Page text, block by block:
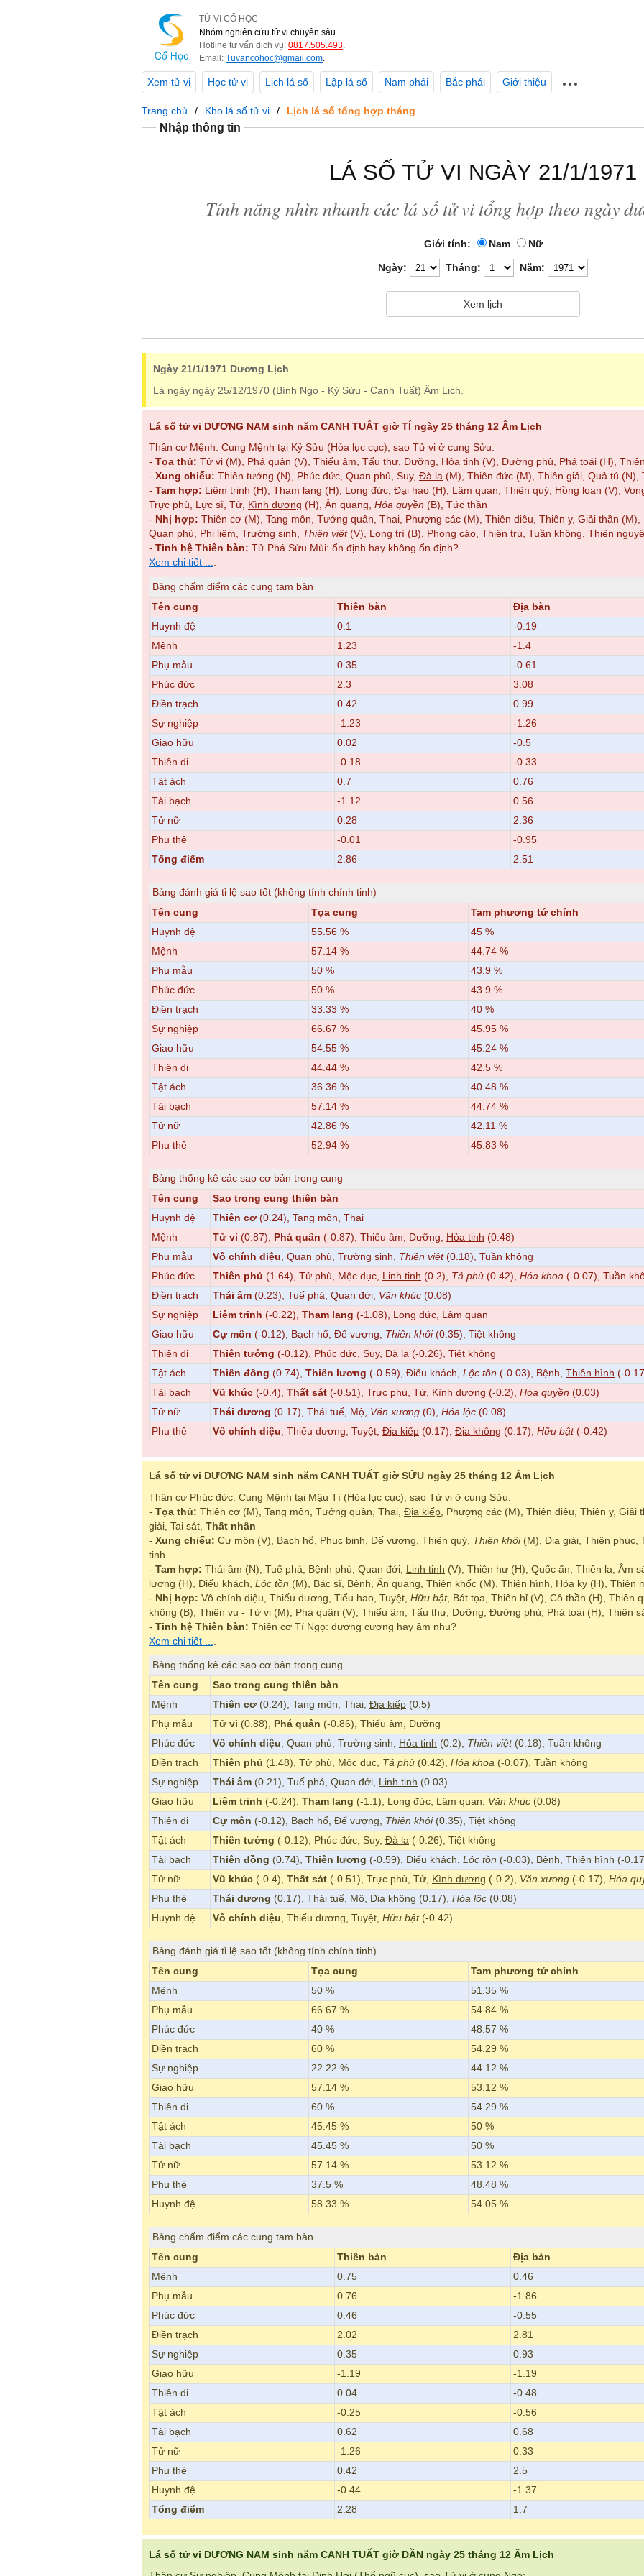
TỬ VI CỔ HỌC
Nhóm nghiên cứu tử vi chuyên sâu.
Hotline tư vấn dịch vụ: 0817.505.493.
Email: Tuvancohoc@gmail.com.
Xem tử vi Học tử vi Lịch lá số Lập lá số Nam phái Bắc phái Giới thiệu
Trang chủ Kho lá số tử vi Lịch lá số tổng hợp tháng
Nhập thông tin
LÁ SỐ TỬ VI NGÀY 21/1/1971
Tính năng nhìn nhanh các lá số tử vi tổng hợp theo ngày
Giới tính: Nam Nữ
Ngày: Tháng: Năm:
Ngày 21/1/1971 Dương Lịch
Là ngày ngày 25/12/1970 (Bính Ngọ - Kỷ Sửu - Canh Tuất) Âm Lịch.
Lá số tử vi DƯƠNG NAM sinh năm CANH TUẤT giờ TÍ ngày 25 tháng 12 Âm Lịch
Thân cư Mệnh. Cung Mệnh tại Kỷ Sửu (Hỏa lục cục), sao Tử vi ở cung Sửu:
- Tọa thủ: Tử vi (M), Phá quân (V), Thiếu âm, Tấu thư, Dưỡng, Hỏa tinh (V), Đường phù, Phá toái (H),
- Xung chiếu: Thiên tướng (N), Phúc đức, Quan phủ, Suy, Đà la (M), Thiên đức (M), Thiên giải, Quả tú (N),
- Tam hợp: Liêm trinh (H), Tham lang (H), Long đức, Đại hao (H), Lâm quan, Thiên quý, Hồng loan (V),
Trực phù, Lực sĩ, Tử, Kình dương (H), Ân quang, Hóa quyền (B), Tức thần
- Nhị hợp: Thiên cơ (M), Tang môn, Tướng quân, Thai, Phượng các (M), Thiên diêu, Thiên y, Giải thần (M),
Quan phù, Phi liêm, Trường sinh, Thiên việt(V), Long trì (B), Phong cáo, Thiên trù, Tuần không, Thiên
- Tinh hệ Thiên bàn: Tử Phá Sửu Mùi: ổn định hay không ổn định?
Xem chi tiết ....
Bảng chấm điểm các cung tam bàn
Tên cung
Thiên bàn
Địa bàn
Huynh đệ
0.1
-0.19
Mệnh
1.23
-1.4
Phụ mẫu
0.35
-0.61
Phúc đức
2.3
3.08
Điền trạch
0.42
0.99
Sự nghiệp
-1.23
-1.26
Giao hữu
0.02
-0.5
Thiên di
-0.18
-0.33
Tật ách
0.7
0.76
Tài bạch
-1.12
0.56
Tử nữ
0.28
2.36
Phu thê
-0.01
-0.95
Tổng điểm
2.86 2.51
Bảng đánh giá tỉ lệ sao tốt (không tính chính tinh)
Tên cung
Tọa cung
Tam phương tứ chính
Huynh đệ
55.56 %
45 %
Mệnh
57.14 %
44.74 %
Phụ mẫu
50 %
43.9 %
Phúc đức
50 %
43.9 %
Điền trạch
33.33 %
40 %
Sự nghiệp
66.67 %
45.95 %
Giao hữu
54.55 %
45.24 %
Thiên di
44.44 %
42.5 %
Tật ách
36.36 %
40.48 %
Tài bạch
57.14 %
44.74 %
Tử nữ
42.86 %
42.11 %
Phu thê
52.94 % 45.83 %
Bảng thống kê các sao cơ bản trong cung
Tên cung
Sao trong cung thiên bàn
Huynh đệ
Thiên cơ (0.24), Tang môn, Thai
Mệnh
Tử vi (0.87), Phá quân (-0.87), Thiếu âm, Dưỡng, Hỏa tinh (0.48)
Phụ mẫu
Vô chính diệu , Quan phù, Trường sinh, Thiên việt(0.18), Tuần không
Phúc đức
Thiên phủ (1.64), Tử phù, Mộc dục, Linh tinh (0.2), Tả phù (0.42), Hóa khoa (-0.07), Tuần
Điền trạch
Thái âm (0.23), Tuế phá, Quan đới, Văn khúc (0.08)
Sự nghiệp
Liêm trinh (-0.22), Tham lang (-1.08), Long đức, Lâm quan
Giao hữu
Cự môn (-0.12), Bạch hổ, Đế vượng, Thiên khôi(0.35), Tiệt không
Thiên di
Thiên tướng (-0.12), Phúc đức, Suy, Đà la (-0.26), Tiệt không
Tật ách
Thiên đồng (0.74), Thiên lương (-0.59), Điếu khách, Lộc tồn (-0.03), Bệnh, Thiên hình (-
Tài bạch
Vũ khúc (-0.4), Thất sát (-0.51), Trực phù, Tử, Kình dương (-0.2), Hóa quyền (0.03)
Tử nữ
Thái dương (0.17), Thái tuế, Mộ, Văn xương (0), Hóa lộc (0.08)
Phu thê
Vô chính diệu , Thiếu dương, Tuyệt, Địa kiếp (0.17), Địa không (0.17), Hữu bật(-0.42)
Lá số tử vi DƯƠNG NAM sinh năm CANH TUẤT giờ SỬU ngày 25 tháng 12 Âm Lịch
Thân cư Phúc đức. Cung Mệnh tại Mậu Tí (Hỏa lục cục), sao Tử vi ở cung Sửu:
- Tọa thủ: Thiên cơ (M), Tang môn, Tướng quân, Thai, Địa kiếp , Phượng các (M), Thiên diêu, Thiên y,
giải, Tai sát, Thất nhân
- Xung chiếu: Cự môn (V), Bạch hổ, Phục binh, Đế vượng, Thiên quý, Thiên khôi(M), Địa giải, Thiên phúc,
tinh
- Tam hợp: Thái âm (N), Tuế phá, Bệnh phù, Quan đới, Linh tinh (V), Thiên hư (H), Quốc ấn, Thiên la, Âm
lương (H), Điếu khách, Lộc tồn (M), Bác sĩ, Bệnh, Ân quang, Thiên khốc (M), Thiên hình Hóa kỵ (H), Thiên
- Nhị hợp: Vô chính diệu, Thiếu dương, Tiểu hao, Tuyệt, Hữu bật, Bát tọa, Thiên hỉ (V), Cô thần (H), Thiên
không (B), Thiên vu - Tử vi (M), Phá quân (V), Thiếu âm, Tấu thư, Dưỡng, Đường phù, Phá toái (H), Thiên
- Tinh hệ Thiên bàn: Thiên cơ Tí Ngọ: dương cương hay âm nhu?
Xem chi tiết ...
Bảng thống kê các sao cơ bản trong cung
Tên cung
Sao trong cung thiên bàn
Mệnh
Thiên cơ (0.24), Tang môn, Thai, Địa kiếp (0.5)
Phụ mẫu
Tử vi (0.88), Phá quân (-0.86), Thiếu âm, Dưỡng
Phúc đức
Vô chính diệu, Quan phù, Trường sinh, Hỏa tinh (0.2), Thiên việt(0.18), Tuần không
Điền trạch
Thiên phủ (1.48), Tử phù, Mộc dục, Tả phù (0.42), Hóa khoa (-0.07), Tuần không
Sự nghiệp
Thái âm (0.21), Tuế phá, Quan đới, Linh tinh (0.03)
Giao hữu
Liêm trinh (-0.24), Tham lang (-1.1), Long đức, Lâm quan, Văn khúc (0.08)
Thiên di
Cự môn (-0.12), Bạch hổ, Đế vượng, Thiên khôi(0.35), Tiệt không
Tật ách
Thiên tướng (-0.12), Phúc đức, Suy, Đà la (-0.26), Tiệt không
Tài bạch
Thiên đồng (0.74), Thiên lương (-0.59), Điếu khách, Lộc tồn (-0.03), Bệnh, Thiên hình (-
Tử nữ
Vũ khúc (-0.4), Thất sát (-0.51), Trực phù, Tử, Kình dương (-0.2), Văn xương (-0.17), Hóa
Phu thê
Thái dương (0.17), Thái tuế, Mộ, Địa không (0.17), Hóa lộc (0.08)
Huynh đệ
Vô chính diệu, Thiếu dương, Tuyệt, Hữu bật(-0.42)
Bảng đánh giá tỉ lệ sao tốt (không tính chính tinh)
Tên cung
Tọa cung
Tam phương tứ chính
Mệnh
50 %
51.35 %
Phụ mẫu
66.67 %
54.84 %
Phúc đức
40 %
48.57 %
Điền trạch
60 %
54.29 %
Sự nghiệp
22.22 %
44.12 %
Giao hữu
57.14 %
53.12 %
Thiên di
60 %
54.29 %
Tật ách
45.45 %
50 %
Tài bạch
45.45 %
50 %
Tử nữ
57.14 %
53.12 %
Phu thê
37.5 %
48.48 %
Huynh đệ
58.33 % 54.05 %
Bảng chấm điểm các cung tam bàn
Tên cung
Thiên bàn
Địa bàn
Mệnh
0.75
0.46
Phụ mẫu
0.76
-1.86
Phúc đức
0.46
-0.55
Điền trạch
2.02
2.81
Sự nghiệp
0.35
0.93
Giao hữu
-1.19
-1.19
Thiên di
0.04
-0.48
Tật ách
-0.25
-0.56
Tài bạch
0.62
0.68
Tử nữ
-1.26
0.33
Phu thê
0.42
2.5
Huynh đệ
-0.44
-1.37
Tổng điểm
2.28 1.7
Lá số tử vi DƯƠNG NAM sinh năm CANH TUẤT giờ DẦN ngày 25 tháng 12 Âm Lịch